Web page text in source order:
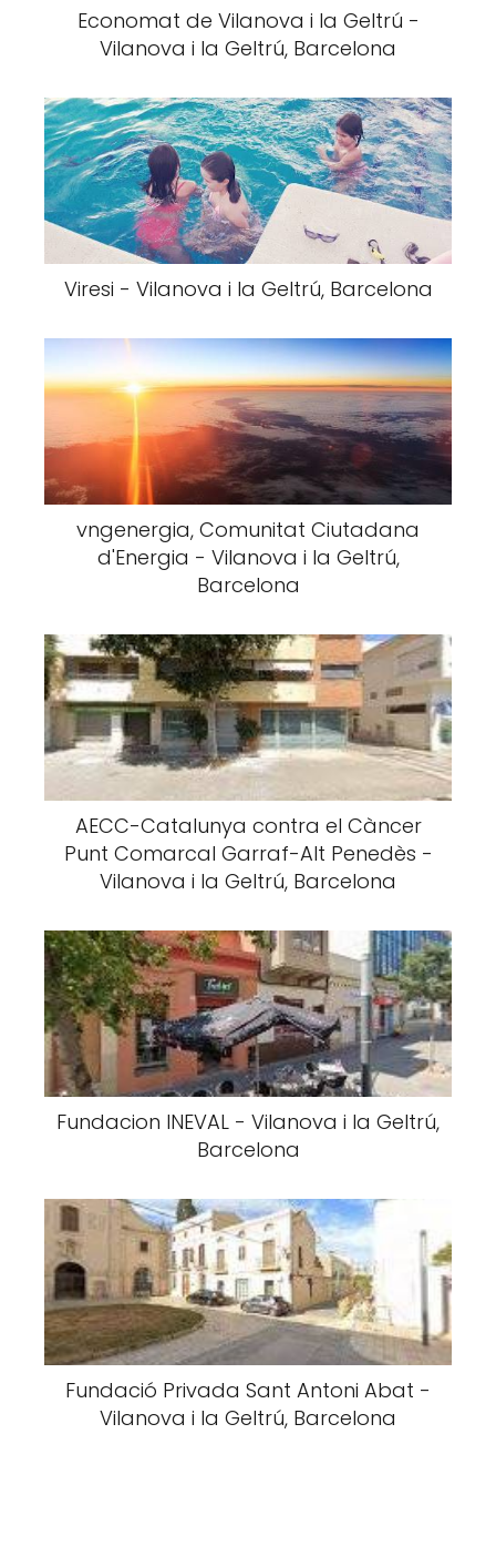
Economat de Vilanova i la Geltrú -
Vilanova i la Geltrú, Barcelona
Viresi - Vilanova i la Geltrú, Barcelona
vngenergia, Comunitat Ciutadana
d'Energia - Vilanova i la Geltrú,
Barcelona
AECC-Catalunya contra el Càncer
Punt Comarcal Garraf-Alt Penedès -
Vilanova i la Geltrú, Barcelona
Fundacion INEVAL - Vilanova i la Geltrú,
Barcelona
Fundació Privada Sant Antoni Abat -
Vilanova i la Geltrú, Barcelona